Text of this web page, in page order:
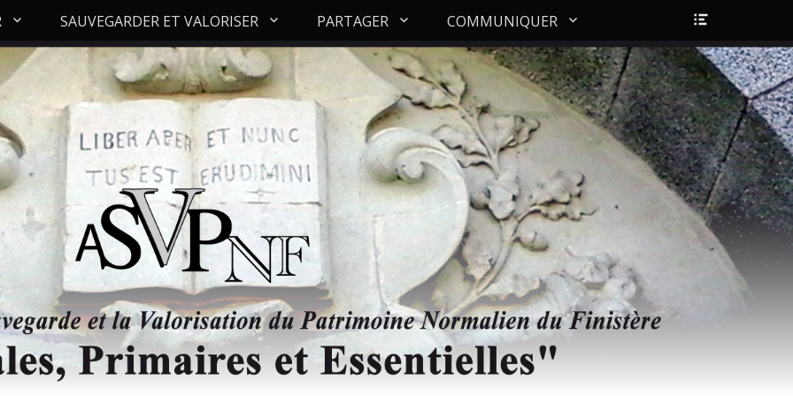
SAUVEGARDER ET VALORISER PARTAGER COMMUNIQUER
tête